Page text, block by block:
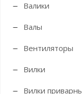
Валики
Валы
Вентиляторы
Вилки
Вилки